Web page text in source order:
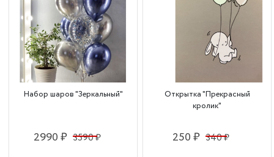
Набор шаров "Зеркальный"
2990 ₽ 3590 ₽
Открытка "Прекрасный
кролик"
250 ₽ 340 ₽